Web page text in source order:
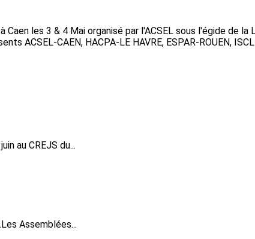
à Caen les 3 & 4 Mai organisé par l'ACSEL sous l'égide de la
ACSEL-CAEN, HACPA-LE HAVRE, ESPAR-ROUEN,
au CREJS du...
Assemblées...